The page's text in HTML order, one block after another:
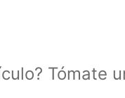
Tómate